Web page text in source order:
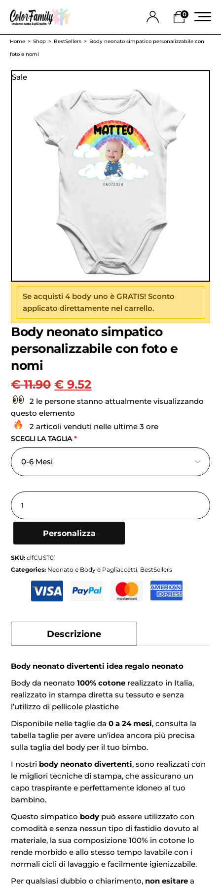
0
Home Shop BestSellers
Body neonato simpatico personalizzabile con
foto e nomi
Sale
Se acquisti 4 body uno è GRATIS! Sconto
applicato direttamente nel carrello.
Body neonato simpatico
personalizzabile con foto e
nomi
€11.90 € 9.52
2 le persone stanno attualmente visualizzando
questo elemento
2 articoli venduti nelle ultime 3 ore
SCEGLI LA TAGLIA*
Personalizza
SKU:clfCUST01
Categories: Neonato e Body e Pagliaccetti, BestSellers
Descrizione
Body neonato divertenti idea regalo neonato
Body da neonato100% cotone realizzato in Italia,
realizzato in stampa diretta su tessuto e senza
l’utilizzo di pellicole plastiche
Disponibile nelle taglie da0 a 24 mesi, consulta la
tabella taglie per avere un’idea ancora più precisa
sulla taglia del body per il tuo bimbo.
I nostri body neonato divertenti, sono realizzati con
le migliori tecniche di stampa, che assicurano un
capo traspirante e perfettamente idoneo al tuo
bambino.
Questo simpatico body può essere utilizzato con
comodità e senza nessun tipo di fastidio dovuto al
materiale, la sua composizione 100% in cotone lo
rende morbido e allo stesso tempo lavabile con i
normali cicli di lavaggio e facilmente igienizzabile.
Per qualsiasi dubbio o chiarimento, non esitare a